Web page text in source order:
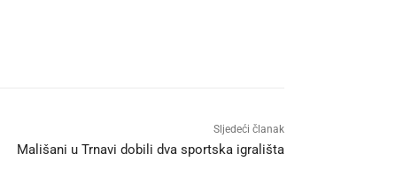
Sljedeći članak
Mališani u Trnavi dobili dva sportska igrališta